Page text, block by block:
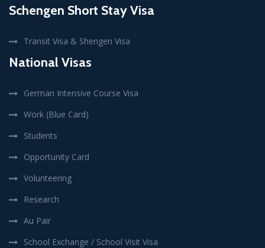
Schengen Short Stay Visa
Transit Visa & Shengen Visa
National Visas
German Intensive Course Visa
Work (Blue Card)
Students
Opportunity Card
Volunteering
Research
Au Pair
School Exchange / School Visit Visa